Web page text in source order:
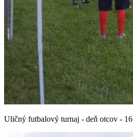
Uličný futbalový turnaj - deň otcov - 16